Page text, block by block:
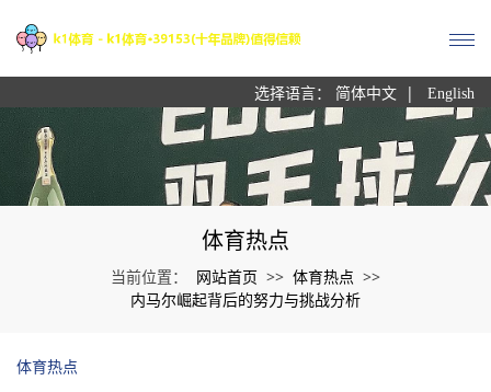
选择语言： 简体中文 | English
体育热点
当前位置： 网站首页 >> 体育热点 >>
内马尔崛起背后的努力与挑战分析
体育热点